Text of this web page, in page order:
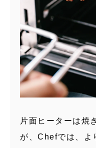
片面ヒーターは焼
が、Chefでは、よ